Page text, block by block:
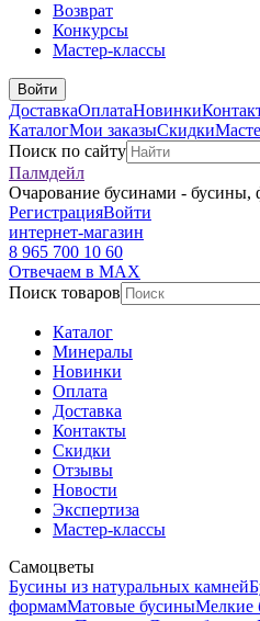
Возврат
Конкурсы
Мастер-классы
Войти
ДоставкаОплатаНовинки
КаталогМои заказыСкидки
Поиск по сайту
Палмдейл
Очарование бусинами - бусины,
РегистрацияВойти
интернет-магазин
8 965 700 10 60
Отвечаем в MAX
Поиск товаров
Каталог
Минералы
Новинки
Оплата
Доставка
Контакты
Скидки
Отзывы
Новости
Экспертиза
Мастер-классы
Самоцветы
Бусины из натуральных камней
формамМатовые бусиныМелкие